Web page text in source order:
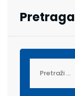
Pretraga